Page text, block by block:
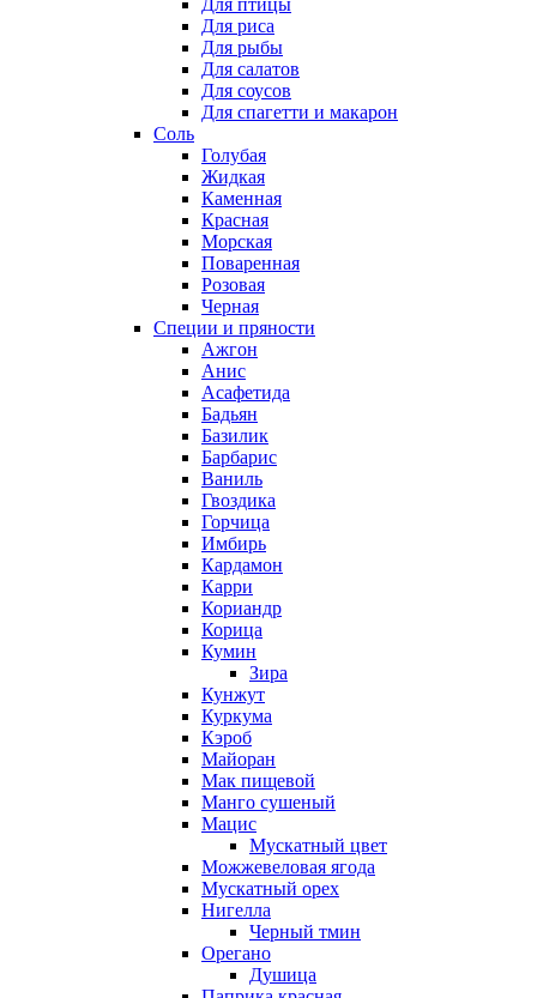
Для птицы
Для риса
Для рыбы
Для салатов
Для соусов
Для спагетти и макарон
Соль
Голубая
Жидкая
Каменная
Красная
Морская
Поваренная
Розовая
Черная
Специи и пряности
Ажгон
Анис
Асафетида
Бадьян
Базилик
Барбарис
Ваниль
Гвоздика
Горчица
Имбирь
Кардамон
Карри
Кориандр
Корица
Кумин
Зира
Кунжут
Куркума
Кэроб
Майоран
Мак пищевой
Манго сушеный
Мацис
Мускатный цвет
Можжевеловая ягода
Мускатный орех
Нигелла
Черный тмин
Орегано
Душица